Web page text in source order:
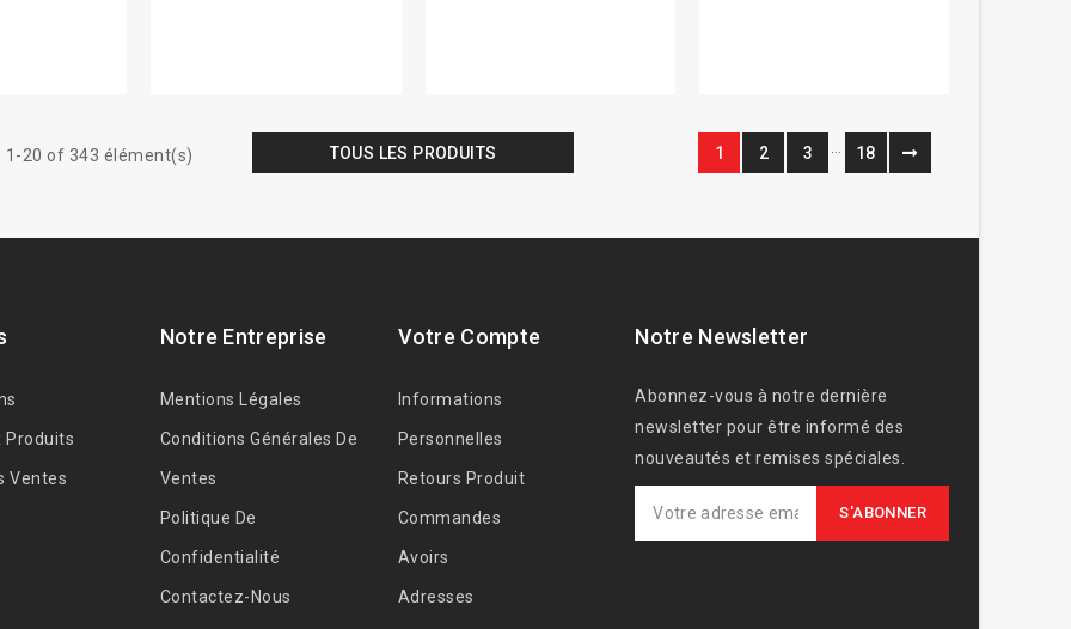
20 of 343 élément(s) TOUS LES PRODUITS 1 2 3 … 18
Produits
Ventes
Notre Entreprise
Mentions Légales
Conditions Générales De
Ventes
Politique De
Confidentialité
Contactez-Nous
Votre Compte
Informations
Personnelles
Retours Produit
Commandes
Avoirs
Adresses
Notre Newsletter
Abonnez-vous à notre dernière
newsletter pour être informé des
nouveautés et remises spéciales.